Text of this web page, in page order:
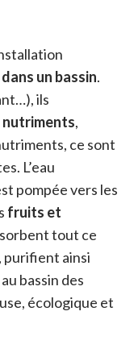
un bassin.
ils
nutriments,
ce sont
L’eau
pompée vers les
fruits et
tout ce
purifient ainsi
bassin des
écologique et